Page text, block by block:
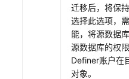
迁移后，将保
选择此选项，
能，将源数据
源数据库的权
Definer账户在
对象。